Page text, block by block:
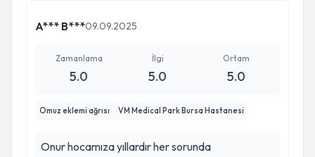
A*** B***09.09.2025
Zamanlama
5.0
İlgi
5.0
Ortam
5.0
Omuz eklemi ağrısı VM Medical Park Bursa Hastanesi
Onur hocamıza yıllardır her sorunda